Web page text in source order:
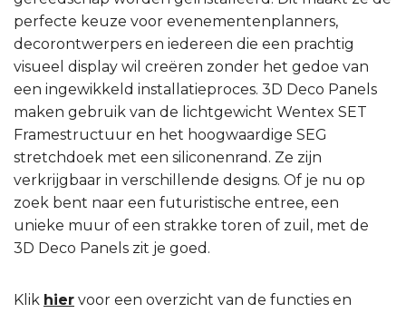
perfecte keuze voor evenementenplanners,
decorontwerpers en iedereen die een prachtig
visueel display wil creëren zonder het gedoe van
een ingewikkeld installatieproces. 3D Deco Panels
maken gebruik van de lichtgewicht Wentex SET
Framestructuur en het hoogwaardige SEG
stretchdoek met een siliconenrand. Ze zijn
verkrijgbaar in verschillende designs. Of je nu op
zoek bent naar een futuristische entree, een
unieke muur of een strakke toren of zuil, met de
3D Deco Panels zit je goed.
Klik hier voor een overzicht van de functies en